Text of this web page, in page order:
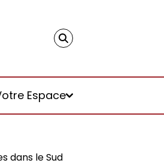
Espace
dans le Sud